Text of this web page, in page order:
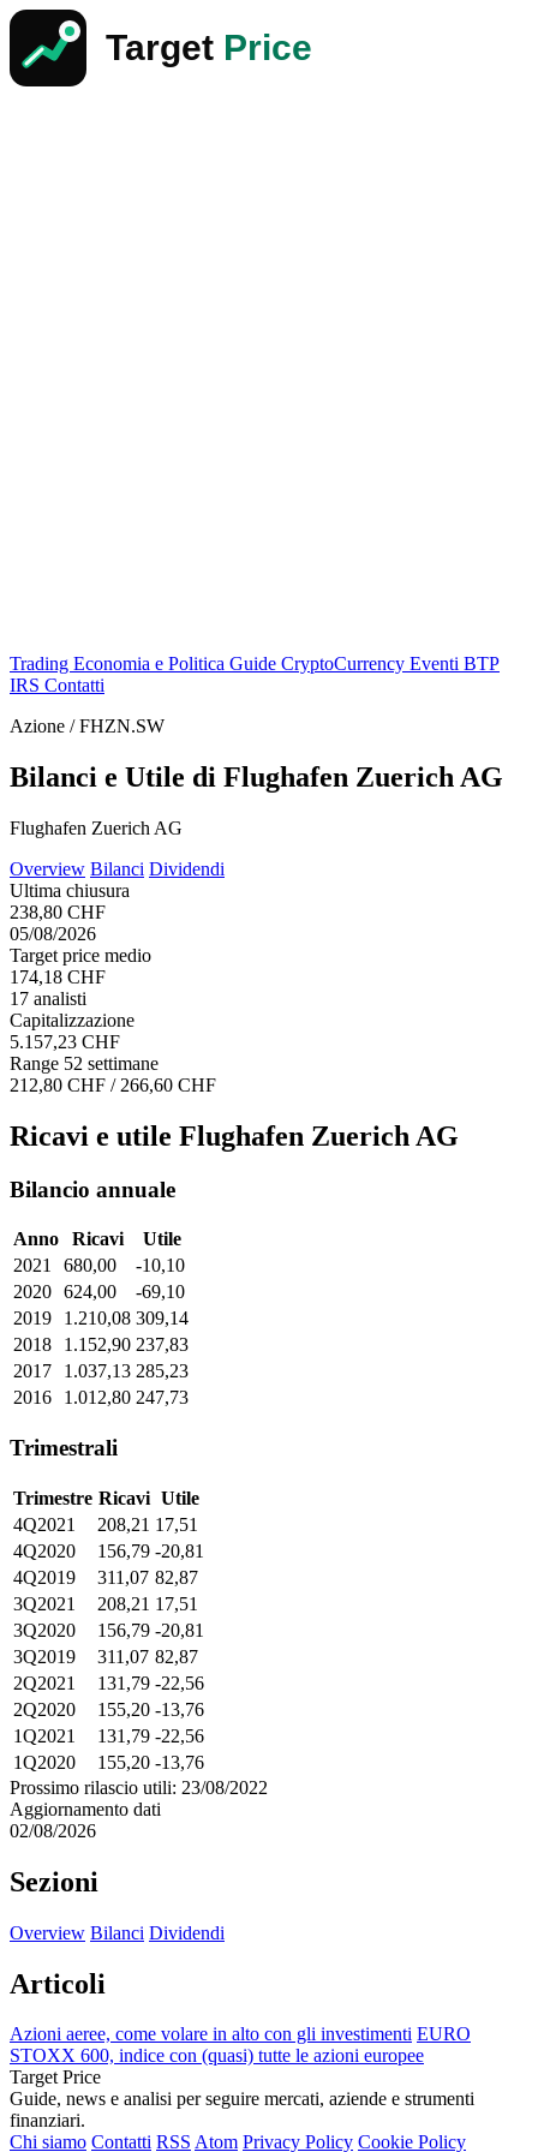
Trading Economia e Politica Guide CryptoCurrency Eventi BTP
IRS Contatti
Azione / FHZN.SW
Bilanci e Utile di Flughafen Zuerich AG
Flughafen Zuerich AG
Overview Bilanci Dividendi
Ultima chiusura
238,80 CHF
05/08/2026
Target price medio
174,18 CHF
17 analisti
Capitalizzazione
5.157,23 CHF
Range 52 settimane
212,80 CHF / 266,60 CHF
Ricavi e utile Flughafen Zuerich AG
Bilancio annuale
Anno Ricavi
Utile
2021
680,00
-10,10
2020 624,00
-69,10
2019
1.210,08 309,14
2018
1.152,90 237,83
2017
1.037,13 285,23
2016
1.012,80 247,73
Trimestrali
Trimestre Ricavi Utile
4Q2021
208,21 17,51
4Q2020
156,79 -20,81
4Q2019
311,07 82,87
3Q2021
208,21 17,51
3Q2020
156,79 -20,81
3Q2019
311,07 82,87
2Q2021
131,79 -22,56
2Q2020
155,20 -13,76
1Q2021
131,79 -22,56
1Q2020
155,20 -13,76
Prossimo rilascio utili: 23/08/2022
Aggiornamento dati
02/08/2026
Sezioni
Overview Bilanci Dividendi
Articoli
Azioni aeree, come volare in alto con gli investimenti EURO
STOXX 600, indice con (quasi) tutte le azioni europee
Target Price
Guide, news e analisi per seguire mercati, aziende e strumenti
finanziari.
Chi siamo Contatti RSS Atom Privacy Policy Cookie Policy